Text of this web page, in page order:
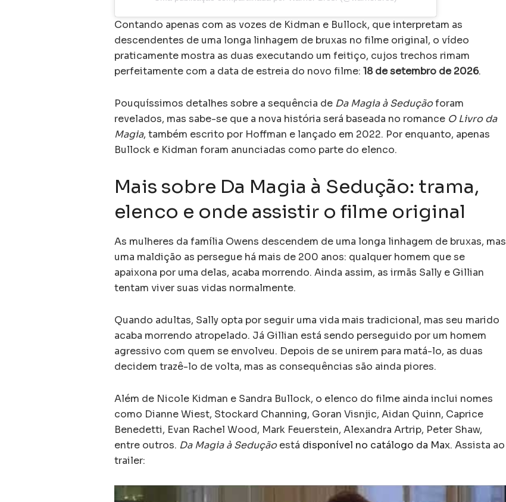
Contando apenas com as vozes de Kidman e Bullock, que interpretam as
descendentes de uma longa linhagem de bruxas no filme original, o vídeo
praticamente mostra as duas executando um feitiço, cujos trechos rimam
perfeitamente com a data de estreia do novo filme: 18 de setembro de 2026.
Pouquíssimos detalhes sobre a sequência de Da Magia à Seduçãoforam
revelados, mas sabe-se que a nova história será baseada no romance O Livro da
Magia, também escrito por Hoffman e lançado em 2022. Por enquanto, apenas
Bullock e Kidman foram anunciadas como parte do elenco.
Mais sobre Da Magia à Sedução: trama,
elenco e onde assistir o filme original
As mulheres da família Owens descendem de uma longa linhagem de bruxas, mas
uma maldição as persegue há mais de 200 anos: qualquer homem que se
apaixona por uma delas, acaba morrendo. Ainda assim, as irmãs Sally e Gillian
tentam viver suas vidas normalmente.
Quando adultas, Sally opta por seguir uma vida mais tradicional, mas seu marido
acaba morrendo atropelado. Já Gillian está sendo perseguido por um homem
agressivo com quem se envolveu. Depois de se unirem para matá-lo, as duas
decidem trazê-lo de volta, mas as consequências são ainda piores.
Além de Nicole Kidman e Sandra Bullock, o elenco do filme ainda inclui nomes
como Dianne Wiest, Stockard Channing, Goran Visnjic, Aidan Quinn, Caprice
Benedetti, Evan Rachel Wood, Mark Feuerstein, Alexandra Artrip, Peter Shaw,
entre outros. Da Magia à Seduçãoestá disponível no catálogo da Max. Assista ao
trailer: